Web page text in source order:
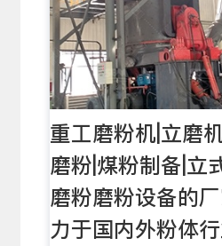
重工磨粉机|立磨
磨粉|煤粉制备|立
磨粉磨粉设备的
力于国内外粉体